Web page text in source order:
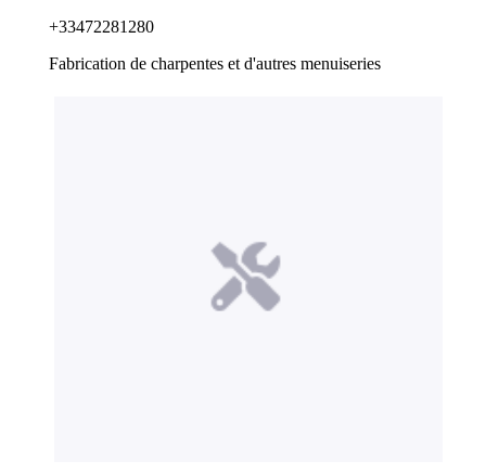
+33472281280
Fabrication de charpentes et d'autres menuiseries